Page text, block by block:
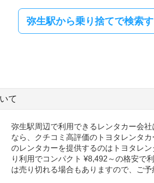
弥生駅から乗り捨てで検索
て
弥生駅周辺で利用できるレンタカー会
なら、クチコミ高評価のトヨタレンタ
のレンタカーを提供するのはトヨタレ
り利用でコンパクト ¥8,492～の格安で
は売り切れる場合もありますので、ご予